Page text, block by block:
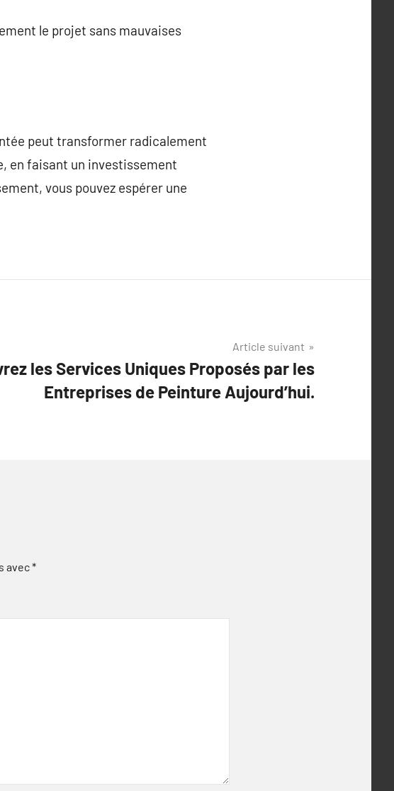
le projet sans mauvaises
peut transformer radicalement
en faisant un investissement
vous pouvez espérer une
Article suivant
les Services Uniques Proposés par les
Entreprises de Peinture Aujourd’hui.
avec*